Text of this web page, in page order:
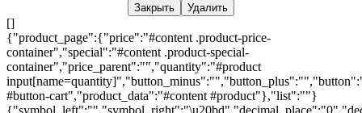
Закрыть Удалить
[]
{"product_page":{"price":"#content .product-price-
container","special":"#content .product-special-
container","price_parent":"","quantity":"#product
#button-cart","product_data":"#content #product"},"list":""}